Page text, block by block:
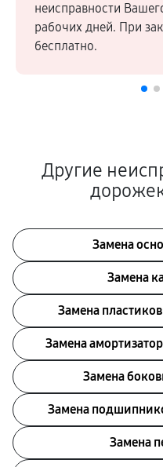
неисправности
рабочих дней. При
бесплатно.
Другие
Замена
Замена
Замена
Замена
Замена
Замена
Замена